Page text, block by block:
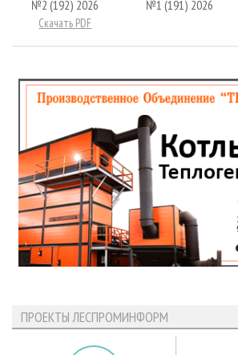
№2 (192) 2026
Скачать PDF
№1 (191) 2026
ПРОЕКТЫ ЛЕСПРОМИНФОРМ